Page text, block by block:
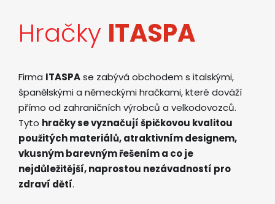
Hračky ITASPA
Firma ITASPAse zabývá obchodem s italskými,
španělskými a německými hračkami, které dováží
přímo od zahraničních výrobců a velkodovozců.
Tyto hračky se vyznačují špičkovou kvalitou
použitých materiálů, atraktivním designem,
vkusným barevným řešením a co je
nejdůležitější, naprostou nezávadností pro
zdraví dětí.